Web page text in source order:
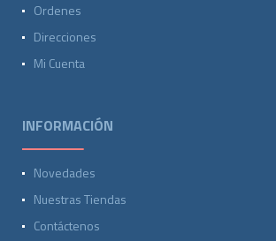
Ordenes
Direcciones
Mi Cuenta
INFORMACIÓN
Novedades
Nuestras Tiendas
Contáctenos